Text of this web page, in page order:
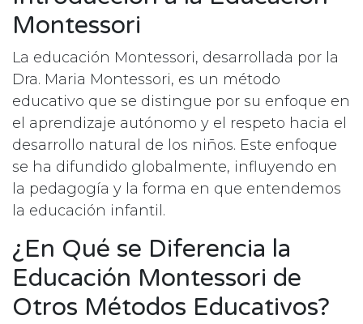
Montessori
La educación Montessori, desarrollada por la
Dra. Maria Montessori, es un método
educativo que se distingue por su enfoque en
el aprendizaje autónomo y el respeto hacia el
desarrollo natural de los niños. Este enfoque
se ha difundido globalmente, influyendo en
la pedagogía y la forma en que entendemos
la educación infantil.
¿En Qué se Diferencia la
Educación Montessori de
Otros Métodos Educativos?